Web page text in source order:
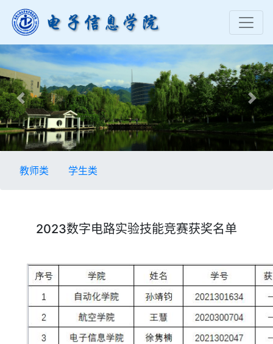
Previous Next
教师类 学生类
2023数字电路实验技能竞赛获奖名单